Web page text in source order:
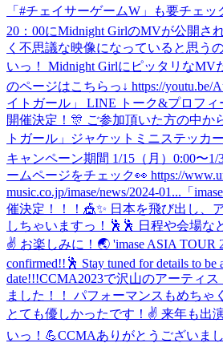
「#チェイサーゲームW」も要チェッ
20：00にMidnight GirlのMVが公開さ
く不思議な映像になっていると思う
いっ！ Midnight GirlにピッタリなMV
のページはこちらっ↓ https://youtu.be/
イトガール」 LINE トーク&プロフ
開催決定！🎊 ご参加頂いた方の中か
トガール」ジャケットミニステッカ
キャンペーン期間 1/15（月）0:00〜1/
ームページをチェック👀 https://
music.co.jp/imase/news/2024-01... 「
催決定！！！🎪✨ 日本を飛び出し、
しちゃいますっ！🕺🕺 日程や会場な
✌️ お楽しみに！🌏 'imase ASIA TOUR
confirmed!!🕺 Stay tuned for details to be
date!!!CCMA2023で沢山のアーティ
ました！！ パフォーマンスもめちゃ
とても優しかったです！✌️ 来年も出
いっ！💪CCMAありがとうございま